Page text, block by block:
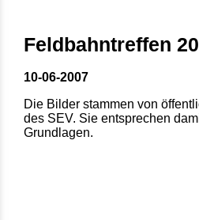
Feldbahntreffen
10-06-2007
Die Bilder stammen von
des SEV. Sie entsprechen
Grundlagen.